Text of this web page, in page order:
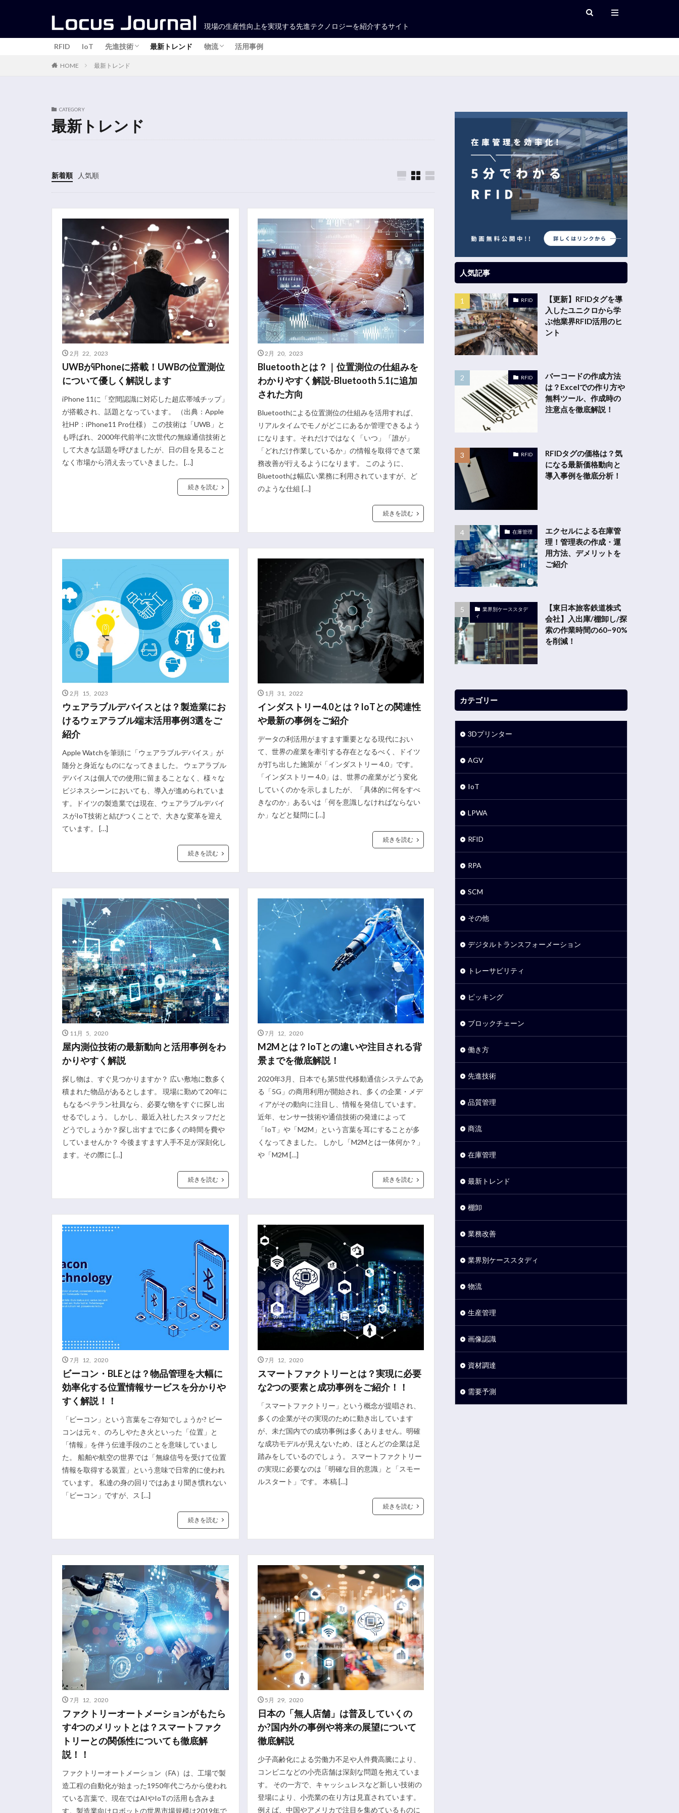
現場の生産性向上を実現する先進テクノロジーを紹介するサイト
RFID IoT 先進技術
3Dプリンター
最新トレンド 物流 活用事例
HOME 最新トレンド
CATEGORY
最新トレンド
新着順 人気順
2月 22, 2023
UWBがiPhoneに搭載！UWBの位置測位
について優しく解説します
iPhone 11に「空間認識に対応した超広帯域チップ」
が搭載され、話題となっています。 （出典：Apple
社HP：iPhone11 Pro仕様） この技術は「UWB」と
も呼ばれ、2000年代前半に次世代の無線通信技術と
して大きな話題を呼びましたが、日の目を見ること
なく市場から消え去っていきました。 […]
続きを読む
2月 20, 2023
Bluetoothとは？｜位置測位の仕組みを
わかりやすく解説-Bluetooth 5.1に追加
された方向
Bluetoothによる位置測位の仕組みを活用すれば、
リアルタイムでモノがどこにあるか管理できるよう
になります。それだけではなく「いつ」「誰が」
「どれだけ作業しているか」の情報を取得できて業
務改善が行えるようになります。 このように、
Bluetoothは幅広い業務に利用されていますが、ど
のような仕組 […]
続きを読む
2月 15, 2023
ウェアラブルデバイスとは？製造業にお
けるウェアラブル端末活用事例3選をご
紹介
Apple Watchを筆頭に「ウェアラブルデバイス」が
随分と身近なものになってきました。 ウェアラブル
デバイスは個人での使用に留まることなく、様々な
ビジネスシーンにおいても、導入が進められていま
す。ドイツの製造業では現在、ウェアラブルデバイ
スがIoT技術と結びつくことで、大きな変革を迎え
ています。 […]
続きを読む
1月 31, 2022
インダストリー4.0とは？IoTとの関連性
や最新の事例をご紹介
データの利活用がますます重要となる現代におい
て、世界の産業を牽引する存在となるべく、ドイツ
が打ち出した施策が「インダストリー 4.0」です。
「インダストリー 4.0」は、世界の産業がどう変化
していくのかを示しましたが、「具体的に何をすべ
きなのか」あるいは「何を意識しなければならない
か」などと疑問に […]
続きを読む
11月 5, 2020
屋内測位技術の最新動向と活用事例をわ
かりやすく解説
探し物は、すぐ見つかりますか？ 広い敷地に数多く
積まれた物品があるとします。 現場に勤めて20年に
もなるベテラン社員なら、必要な物をすぐに探し出
せるでしょう。 しかし、最近入社したスタッフだと
どうでしょうか？探し出すまでに多くの時間を費や
していませんか？ 今後ますます人手不足が深刻化し
ます。その際に […]
続きを読む
7月 12, 2020
M2Mとは？IoTとの違いや注目される背
景までを徹底解説！
2020年3月、日本でも第5世代移動通信システムであ
る「5G」の商用利用が開始され、多くの企業・メデ
ィアがその動向に注目し、情報を発信しています。
近年、センサー技術や通信技術の発達によって
「IoT」や「M2M」という言葉を耳にすることが多
くなってきました。 しかし「M2Mとは一体何か？」
や「M2M […]
続きを読む
7月 12, 2020
ビーコン・BLEとは？物品管理を大幅に
効率化する位置情報サービスを分かりや
すく解説！！
「ビーコン」という言葉をご存知でしょうか? ビー
コンは元々、のろしやたき火といった「位置」と
「情報」を伴う伝達手段のことを意味していまし
た。 船舶や航空の世界では「無線信号を受けて位置
情報を取得する装置」という意味で日常的に使われ
ています。 私達の身の回りではあまり聞き慣れない
「ビーコン」ですが、ス […]
続きを読む
7月 12, 2020
スマートファクトリーとは？実現に必要
な2つの要素と成功事例をご紹介！！
「スマートファクトリー」という概念が提唱され、
多くの企業がその実現のために動き出しています
が、未だ国内での成功事例は多くありません。明確
な成功モデルが見えないため、ほとんどの企業は足
踏みをしているのでしょう。 スマートファクトリー
の実現に必要なのは「明確な目的意識」と「スモー
ルスタート」です。 本稿 […]
続きを読む
7月 12, 2020
ファクトリーオートメーションがもたら
す4つのメリットとは？スマートファク
トリーとの関係性についても徹底解
説！！
ファクトリーオートメーション（FA）は、工場で製
造工程の自動化が始まった1950年代ごろから使われ
ている言葉で、現在ではAIやIoTの活用も含みま
す。製造業向けロボットの世界市場規模は2019年で
5月 29, 2020
日本の「無人店舗」は普及していくの
か?国内外の事例や将来の展望について
徹底解説
少子高齢化による労働力不足や人件費高騰により、
コンビニなどの小売店舗は深刻な問題を抱えていま
す。 その一方で、キャッシュレスなど新しい技術の
登場により、小売業の在り方は見直されています。
例えば、中国やアメリカで注目を集めているものに
人気記事
RFID
【更新】RFIDタグを導
入したユニクロから学
ぶ他業界RFID活用のヒ
ント
RFID
バーコードの作成方法
は？Excelでの作り方や
無料ツール、作成時の
注意点を徹底解説！
RFID
RFIDタグの価格は？気
になる最新価格動向と
導入事例を徹底分析！
在庫管理
エクセルによる在庫管
理！管理表の作成・運
用方法、デメリットを
ご紹介
業界別ケーススタデ
ィ
【東日本旅客鉄道株式
会社】入出庫/棚卸し/探
索の作業時間の60~90%
を削減！
カテゴリー
3Dプリンター
AGV
IoT
LPWA
RFID
RPA
SCM
その他
デジタルトランスフォーメーション
トレーサビリティ
ピッキング
ブロックチェーン
働き方
先進技術
品質管理
商流
在庫管理
最新トレンド
棚卸
業務改善
業界別ケーススタディ
物流
生産管理
画像認識
資材調達
需要予測